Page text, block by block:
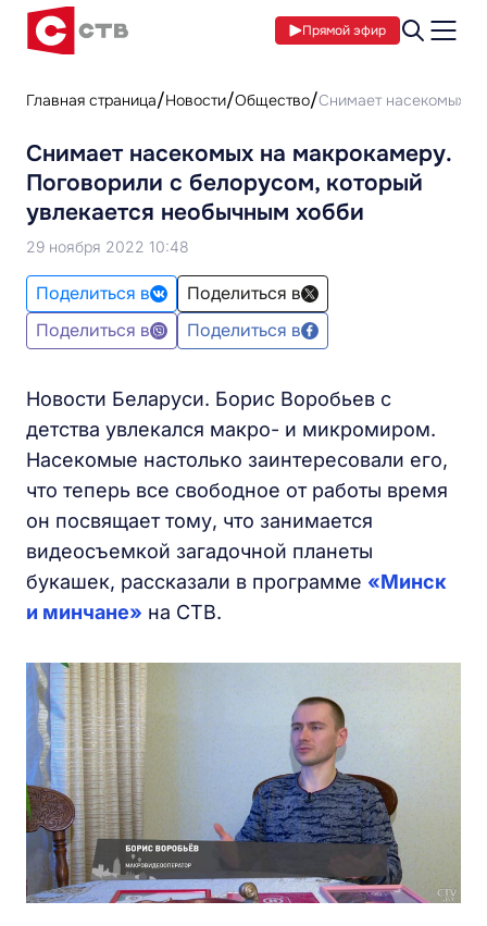
Прямой эфир
Главная страница Новости Общество Снимает насекомых
Снимает насекомых на макрокамеру.
Поговорили с белорусом, который
увлекается необычным хобби
29 ноября 2022 10:48
Поделиться в
Поделиться в
Поделиться в
Поделиться в
Новости Беларуси. Борис Воробьев с
детства увлекался макро- и микромиром.
Насекомые настолько заинтересовали его,
что теперь все свободное от работы время
он посвящает тому, что занимается
видеосъемкой загадочной планеты
букашек, рассказали в программе «Минск
и минчане» на СТВ.